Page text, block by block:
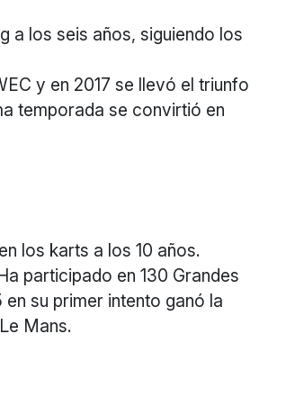
a los seis años, siguiendo los
y en 2017 se llevó el triunfo
temporada se convirtió en
los karts a los 10 años.
participado en 130 Grandes
en su primer intento ganó la
Mans.